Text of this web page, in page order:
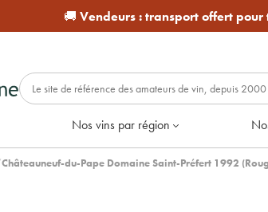
🚚 Vendeurs :transport offert pour
Nos vins par région
Châteauneuf-du-Pape Domaine Saint-Préfert 1992